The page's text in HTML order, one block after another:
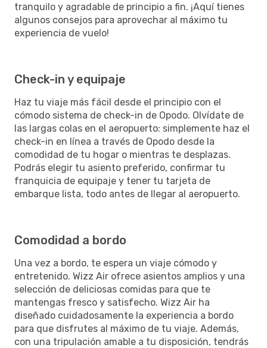
tranquilo y agradable de principio a fin. ¡Aquí tienes
algunos consejos para aprovechar al máximo tu
experiencia de vuelo!
Check-in y equipaje
Haz tu viaje más fácil desde el principio con el
cómodo sistema de check-in de Opodo. Olvídate de
las largas colas en el aeropuerto: simplemente haz el
check-in en línea a través de Opodo desde la
comodidad de tu hogar o mientras te desplazas.
Podrás elegir tu asiento preferido, confirmar tu
franquicia de equipaje y tener tu tarjeta de
embarque lista, todo antes de llegar al aeropuerto.
Comodidad a bordo
Una vez a bordo, te espera un viaje cómodo y
entretenido. Wizz Air ofrece asientos amplios y una
selección de deliciosas comidas para que te
mantengas fresco y satisfecho. Wizz Air ha
diseñado cuidadosamente la experiencia a bordo
para que disfrutes al máximo de tu viaje. Además,
con una tripulación amable a tu disposición, tendrás